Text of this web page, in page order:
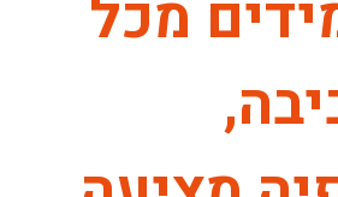
מכל